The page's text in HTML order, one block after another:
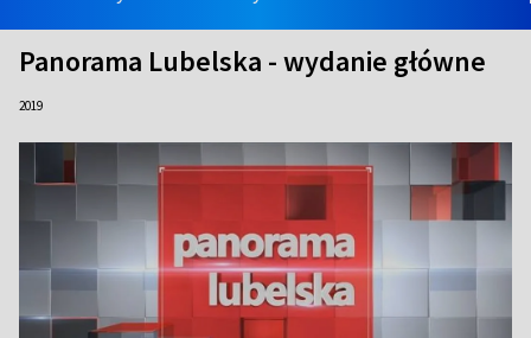
Panorama Lubelska - wydanie główne
2019